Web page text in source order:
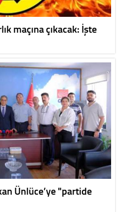
maçına çıkacak: İşte
Ünlüce’ye "partide